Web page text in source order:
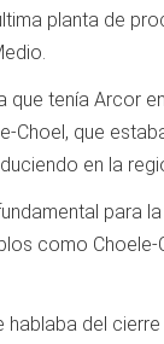
planta de
que tenía Arcor
Choel, que
en la
para
como Choele-
hablaba del